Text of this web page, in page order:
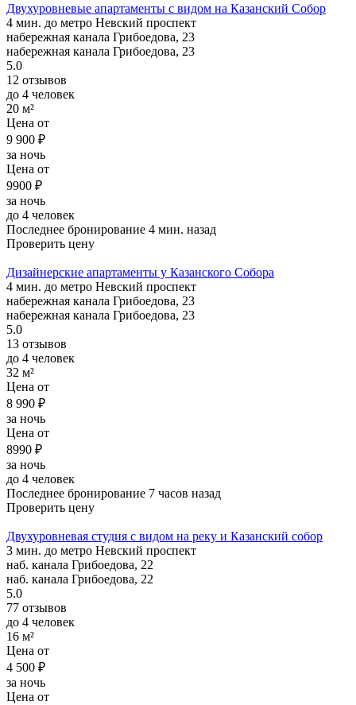
Двухуровневые апартаменты с видом на Казанский Собор
4 мин. до метро Невский проспект
набережная канала Грибоедова, 23
набережная канала Грибоедова, 23
5.0
12 отзывов
до 4 человек
20 м²
Цена от
9 900 ₽
за ночь
Цена от
9900 ₽
за ночь
до 4 человек
Последнее бронирование 4 мин. назад
Проверить цену
Дизайнерские апартаменты у Казанского Собора
4 мин. до метро Невский проспект
набережная канала Грибоедова, 23
набережная канала Грибоедова, 23
5.0
13 отзывов
до 4 человек
32 м²
Цена от
8 990 ₽
за ночь
Цена от
8990 ₽
за ночь
до 4 человек
Последнее бронирование 7 часов назад
Проверить цену
Двухуровневая студия с видом на реку и Казанский собор
3 мин. до метро Невский проспект
наб. канала Грибоедова, 22
наб. канала Грибоедова, 22
5.0
77 отзывов
до 4 человек
16 м²
Цена от
4 500 ₽
за ночь
Цена от